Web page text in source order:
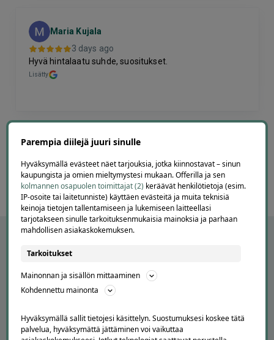
Maria Kujala
3 days ago
Hyvä hintalaatu suhde, suositukset.
Lisätty
Page
Parempia diilejä juuri sinulle
Hyväksymällä evästeet näet tarjouksia, jotka kiinnostavat – sinun
kaupungista ja omien mieltymystesi mukaan. Offerilla ja sen
kolmannen osapuolen toimittajat (2) keräävät henkilötietoja (esim.
IP-osoite tai laitetunniste) käyttäen evästeitä ja muita teknisiä
keinoja tietojen tallentamiseen ja lukemiseen laitteellasi
tarjotakseen sinulle tarkoituksenmukaisia mainoksia ja parhaan
mahdollisen asiakaskokemuksen.
Tarkoitukset
Mainonnan ja sisällön mittaaminen
Kohdennettu mainonta
Hyväksymällä sallit tietojesi käsittelyn. Suostumuksesi koskee tätä
palvelua, hyväksymättä jättäminen voi vaikuttaa